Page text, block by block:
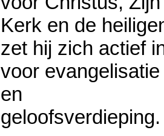
Kerk en de
zet hij zich actief
voor evangelisatie
en
geloofsverdieping.